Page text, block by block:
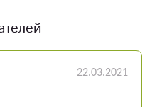
22.03.2021